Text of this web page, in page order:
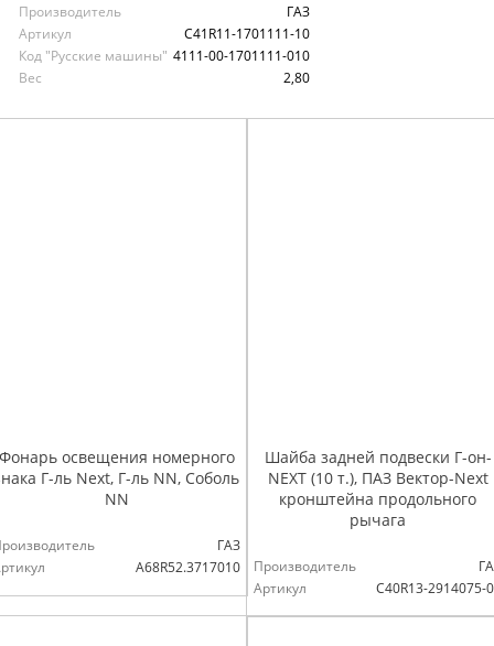
Производитель
ГАЗ
Артикул
С41R11-1701111-10
Код "Русские машины" 4111-00-1701111-010
Вес
2,80
освещения номерного
Г-ль Next, Г-ль NN, Соболь
NN
ГАЗ
А68R52.3717010
Шайба задней подвески Г-он-
NEXT (10 т.), ПАЗ Вектор-Next
кронштейна продольного
рычага
Производитель
Артикул
С40R13-2914075-